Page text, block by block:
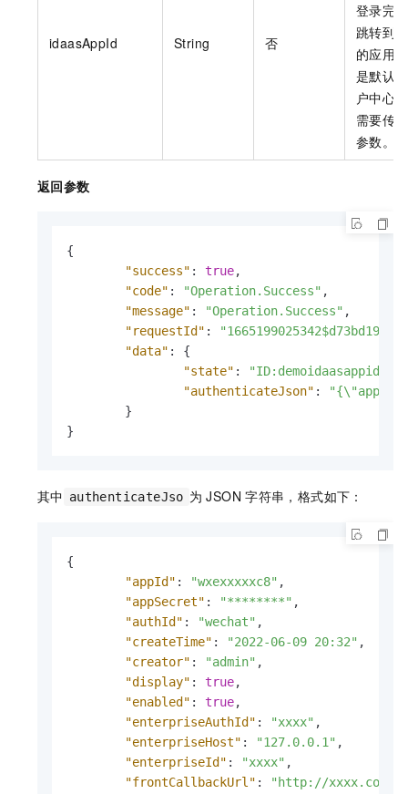
idaasAppId String 否
登录完
跳转到
的应用
是默认
户中心
需要传
参数。
返回参数
{
"success" : true,
"code" : "Operation.Success" ,
"message" : "Operation.Success" ,
"requestId" :
"1665199025342$d73bd194-
"data" :
{
"state" : "ID:demoidaasappid"
"authenticateJson" :
}
}
其中 authenticateJso 为 JSON 字符串，格式如下：
{
"appId" : "wxexxxxxc8" ,
"appSecret" : "********" ,
"authId" : "wechat" ,
"createTime" : "2022-06-09 20:32" ,
"creator" : "admin" ,
"display" : true,
"enabled" : true,
"enterpriseAuthId" : "xxxx" ,
"enterpriseHost" : "127.0.0.1" ,
"enterpriseId" : "xxxx" ,
"frontCallbackUrl" :
"http://xxxx.com/